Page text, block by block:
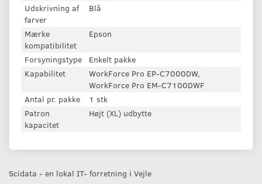
Udskrivning af
farver
Blå
Mærke
kompatibilitet
Epson
Forsyningstype
Enkelt pakke
Kapabilitet
WorkForce Pro EP-C7000DW,
WorkForce Pro EM-C7100DWF
Antal pr. pakke
1 stk
Patron
kapacitet
Højt (XL) udbytte
Scidata - en lokal IT- forretning i Vejle